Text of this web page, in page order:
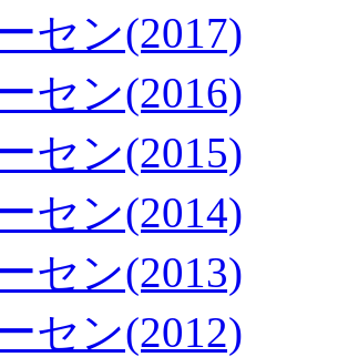
セン(2017)
セン(2016)
セン(2015)
セン(2014)
セン(2013)
セン(2012)